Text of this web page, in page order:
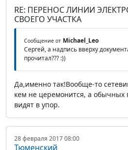
RE: ПЕРЕНОС ЛИНИИ
СВОЕГО УЧАСТКА
Сообщение от Michael_Leo
Сергей, а надпись вверху
прочитал??? :))
Да,именно так!Вообще-то
кем не церемонится, а обычных
видят в упор.
28 февраля 2017 08:00
Тюменский